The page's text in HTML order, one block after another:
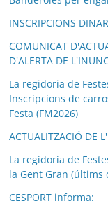
INSCRIPCIONS
COMUNICAT
D'ALERTA DE
La regidoria de
Inscripcions de
Festa (FM2026)
ACTUALITZACIÓ DE
La regidoria de
la Gent Gran
CESPORT informa: